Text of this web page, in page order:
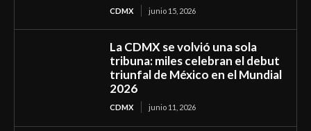
CDMX junio 15, 2026
La CDMX se volvió una sola
tribuna: miles celebran el debut
triunfal de México en el Mundial
2026
CDMX junio 11, 2026